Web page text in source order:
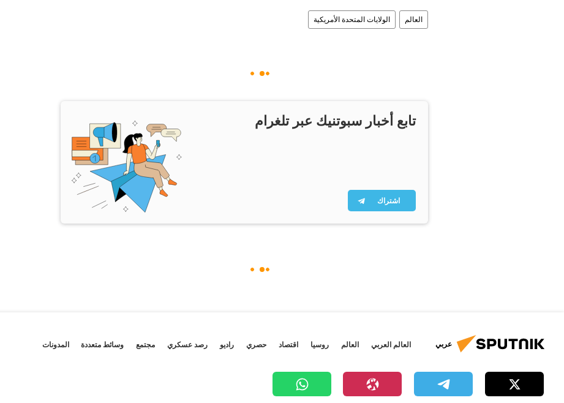
العالم الولايات المتحدة الأمريكية
تابع أخبار سبوتنيك عبر تلغرام
اشتراك
عربي العالم العربي العالم روسيا اقتصاد حصري راديو رصد عسكري مجتمع وسائط متعددة المدونات